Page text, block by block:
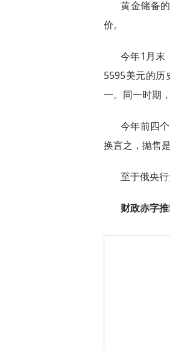
黄金储备
价。
今年1月末
5595美元的历
一。同一时期
今年前四
换言之，抛售
至于俄央
财政赤字